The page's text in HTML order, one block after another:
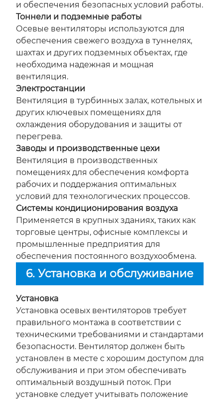
и обеспечения безопасных условий работы.
Тоннели и подземные работы
Осевые вентиляторы используются для
обеспечения свежего воздуха в туннелях,
шахтах и других подземных объектах, где
необходима надежная и мощная
вентиляция.
Электростанции
Вентиляция в турбинных залах, котельных и
других ключевых помещениях для
охлаждения оборудования и защиты от
перегрева.
Заводы и производственные цехи
Вентиляция в производственных
помещениях для обеспечения комфорта
рабочих и поддержания оптимальных
условий для технологических процессов.
Системы кондиционирования воздуха
Применяется в крупных зданиях, таких как
торговые центры, офисные комплексы и
промышленные предприятия для
обеспечения постоянного воздухообмена.
6. Установка и обслуживание
Установка
Установка осевых вентиляторов требует
правильного монтажа в соответствии с
техническими требованиями и стандартами
безопасности. Вентилятор должен быть
установлен в месте с хорошим доступом для
обслуживания и при этом обеспечивать
оптимальный воздушный поток. При
установке следует учитывать положение